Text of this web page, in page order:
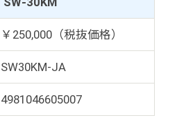
￥250,000（税抜価格）
SW30KM-JA
4981046605007